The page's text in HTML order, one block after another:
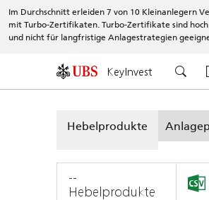
Im Durchschnitt erleiden 7 von 10 Kleinanlegern
mit Turbo-Zertifikaten. Turbo-Zertifikate sind
und nicht für langfristige Anlagestrategien
KeyInvest
Hebelprodukte
--
Hebelprodukte